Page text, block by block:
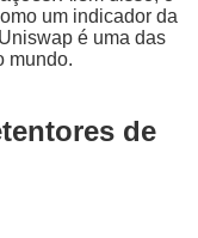
um indicador da
é uma das
mundo.
de